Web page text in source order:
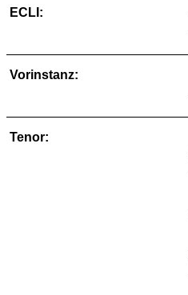
ECLI:
Vorinstanz:
Tenor: